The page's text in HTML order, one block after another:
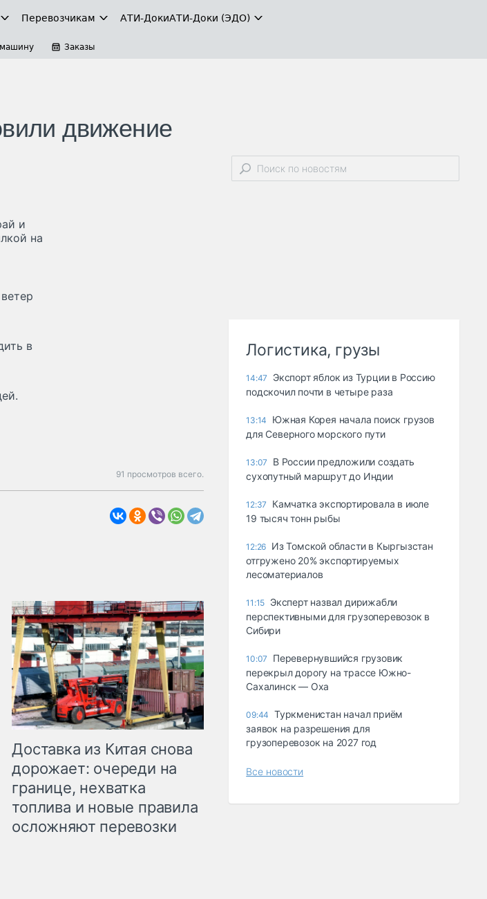
Перевозчикам АТИ-ДокиАТИ-Доки (ЭДО)
Заказы
движение
и
на
в
91 просмотров всего.
Доставка из Китая снова
дорожает: очереди на
границе, нехватка
топлива и новые правила
осложняют перевозки
Логистика, грузы
14:47
Экспорт яблок из Турции в Россию
подскочил почти в четыре раза
13:14
Южная Корея начала поиск грузов
для Северного морского пути
13:07
В России предложили создать
сухопутный маршрут до Индии
12:37
Камчатка экспортировала в июле
19 тысяч тонн рыбы
12:26 Из Томской области в Кыргызстан
отгружено 20% экспортируемых
лесоматериалов
11:15 Эксперт назвал дирижабли
перспективными для грузоперевозок в
Сибири
10:07
Перевернувшийся грузовик
перекрыл дорогу на трассе Южно-
Сахалинск — Оха
09:44
Туркменистан начал приём
заявок на разрешения для
грузоперевозок на 2027 год
Все новости